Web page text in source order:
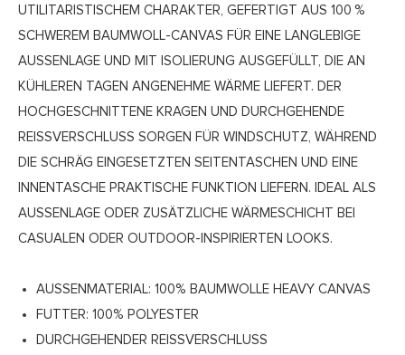
UTILITARISTISCHEM CHARAKTER, GEFERTIGT AUS 100 %
SCHWEREM BAUMWOLL-CANVAS FÜR EINE LANGLEBIGE
AUSSENLAGE UND MIT ISOLIERUNG AUSGEFÜLLT, DIE AN K
ÜHLEREN TAGEN ANGENEHME WÄRME LIEFERT. DER H
OCHGESCHNITTENE KRAGEN UND DURCHGEHENDE R
EISSVERSCHLUSS SORGEN FÜR WINDSCHUTZ, WÄHREND DI
E SCHRÄG EINGESETZTEN SEITENTASCHEN UND EINE IN
NENTASCHE PRAKTISCHE FUNKTION LIEFERN. IDEAL ALS AU
SSENLAGE ODER ZUSÄTZLICHE WÄRMESCHICHT BEI CAS
UALEN ODER OUTDOOR-INSPIRIERTEN LOOKS.
AUSSENMATERIAL: 100% BAUMWOLLE HEAVY CANVAS
FUTTER: 100% POLYESTER
DURCHGEHENDER REISSVERSCHLUSS